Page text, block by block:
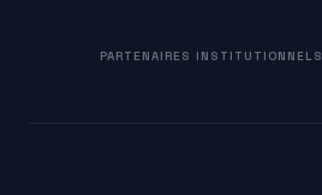
PARTENAIRES INSTITUTIONNELS